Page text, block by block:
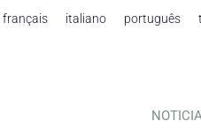
français italiano português